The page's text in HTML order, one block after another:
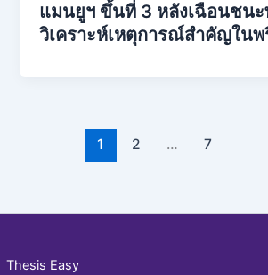
แมนยูฯ ขึ้นที่ 3 หลังเฉือนชนะ
วิเคราะห์เหตุการณ์สำคัญในพ
1 2 … 7
Thesis Easy